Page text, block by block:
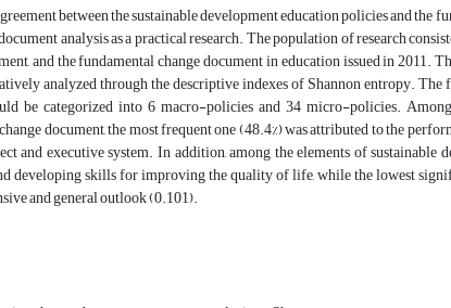
between the sustainable development education policies and the
analysis as a practical research. The population of research
and the fundamental change document in education issued in 2011.
analyzed through the descriptive indexes of Shannon entropy.
be categorized into 6 macro-policies and 34 micro-policies.
document, the most frequent one (48.4%) was attributed to the
and executive system. In addition, among the elements of sustainable
developing skills for improving the quality of life, while the lowest
and general outlook (0.101).